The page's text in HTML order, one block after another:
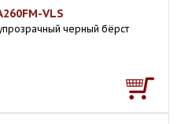
VLS
черный бёрст